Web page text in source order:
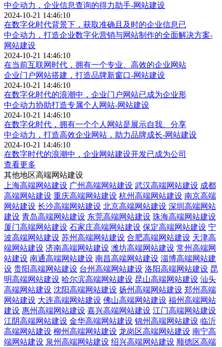
中企动力，企业信息查询的得力助手-网站建设
2024-10-21 14:46:10
在数字化时代背景下，获取准确且及时的企业信息已
中企动力，打造企业数字化营销与网站制作的全面解决方案-
网站建设
2024-10-21 14:46:10
在当前互联网时代，拥有一个专业、高效的企业网站
企业门户网站搭建，打造品牌新窗口-网站建设
2024-10-21 14:46:10
在数字化时代的浪潮中，企业门户网站已成为企业形
中企动力协助打造专属个人网站-网站建设
2024-10-21 14:46:10
在数字化时代，拥有一个个人网站是展示自我、分享
中企动力，打造高效企业网站，助力品牌成长-网站建设
2024-10-21 14:46:10
在数字时代的浪潮中，企业网站建设开发已成为公司
查看更多
其他地区高端网站建设
上海高端网站建设 广州高端网站建设 武汉高端网站建设 成都
高端网站建设 重庆高端网站建设 杭州高端网站建设 南京高端
网站建设 长沙高端网站建设 北京高端网站建设 深圳高端网站
建设 青岛高端网站建设 东莞高端网站建设 珠海高端网站建设
厦门高端网站建设 石家庄高端网站建设 保定高端网站建设 宁
波高端网站建设 苏州高端网站建设 合肥高端网站建设 天津高
端网站建设 济南高端网站建设 潍坊高端网站建设 常州高端网
站建设 南通高端网站建设 南昌高端网站建设 淄博高端网站建
设 贵阳高端网站建设 台州高端网站建设 洛阳高端网站建设 昆
明高端网站建设 哈尔滨高端网站建设 昆山高端网站建设 汕头
高端网站建设 沈阳高端网站建设 扬州高端网站建设 郑州高端
网站建设 大连高端网站建设 佛山高端网站建设 福州高端网站
建设 惠州高端网站建设 嘉兴高端网站建设 江门高端网站建设
江阴高端网站建设 金华高端网站建设 锦州高端网站建设 临沂
高端网站建设 柳州高端网站建设 龙岗区高端网站建设 南宁高
端网站建设 泉州高端网站建设 绍兴高端网站建设 顺德区高端